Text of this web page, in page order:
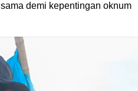
demi kepentingan oknum